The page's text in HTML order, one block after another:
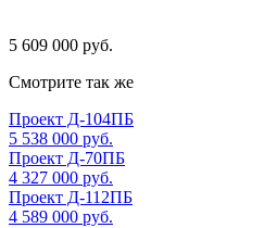
5 609 000 руб.
Смотрите так же
Проект Д-104ПБ
5 538 000 руб.
Проект Д-70ПБ
4 327 000 руб.
Проект Д-112ПБ
4 589 000 руб.